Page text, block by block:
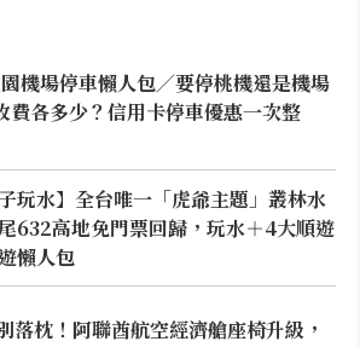
機場停車懶人包／要停桃機還是機場
費各多少？信用卡停車優惠一次整
子玩水】全台唯一「虎爺主題」叢林水
632高地免門票回歸，玩水＋4大順遊
懶人包
落枕！阿聯酋航空經濟艙座椅升級，